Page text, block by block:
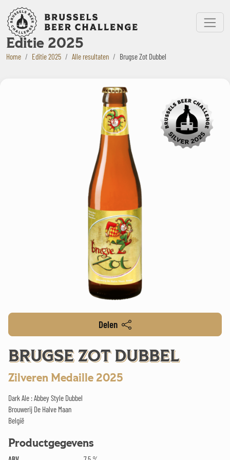
Bruxelles Beer Challenge
Menu
Editie 2025
Home Editie 2025 Alle resultaten Brugse Zot Dubbel
Delen
BRUGSE ZOT DUBBEL
Zilveren Medaille 2025
Dark Ale : Abbey Style Dubbel
Brouwerij De Halve Maan
België
Productgegevens